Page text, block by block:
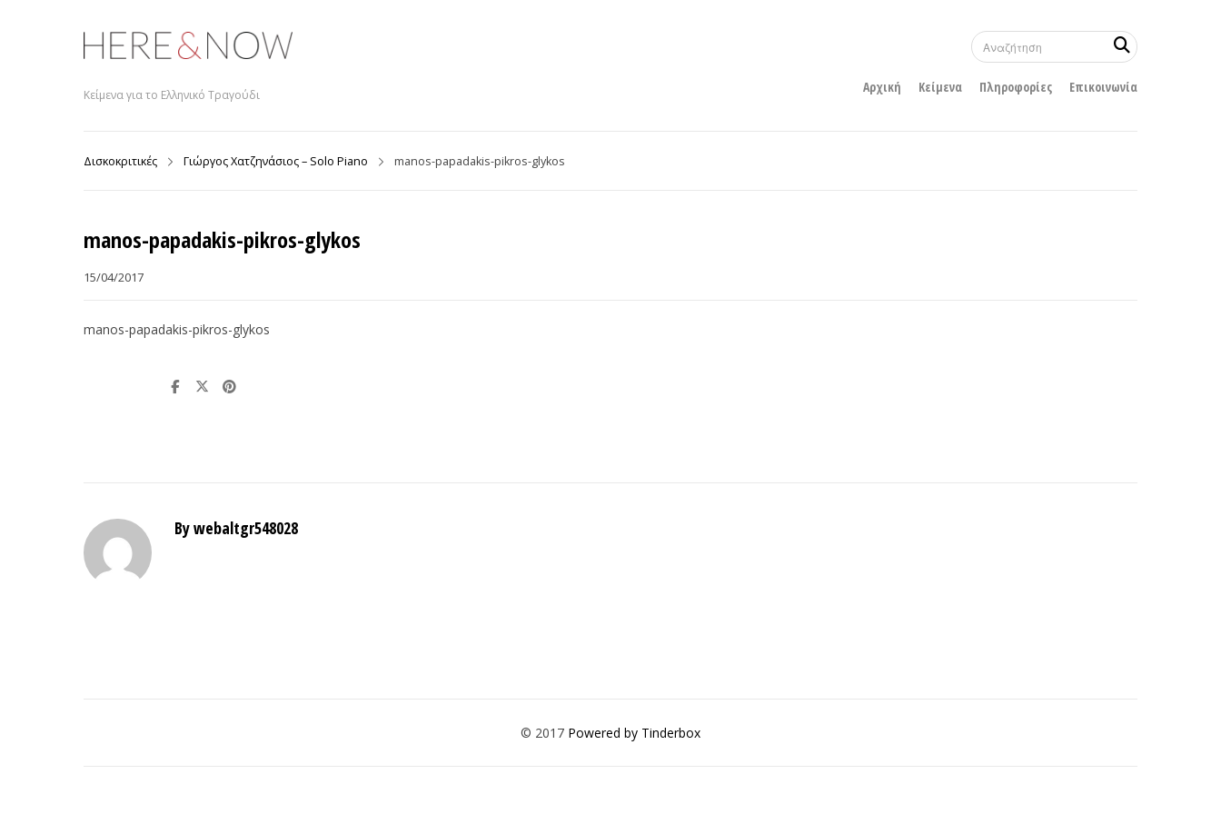
Κείμενα για το Ελληνικό Τραγούδι Αρχική Κείμενα Πληροφορίες Επικοινωνία
Δισκοκριτικές Γιώργος Χατζηνάσιος – Solo Piano manos-papadakis-pikros-glykos
manos-papadakis-pikros-glykos
15/04/2017
manos-papadakis-pikros-glykos
By webaltgr548028
© 2017 Powered by Tinderbox